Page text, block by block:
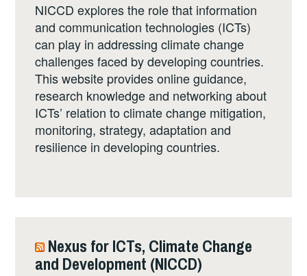
NICCD explores the role that information
and communication technologies (ICTs)
can play in addressing climate change
challenges faced by developing countries.
This website provides online guidance,
research knowledge and networking about
ICTs’ relation to climate change mitigation,
monitoring, strategy, adaptation and
resilience in developing countries.
Nexus for ICTs, Climate Change
and Development (NICCD)